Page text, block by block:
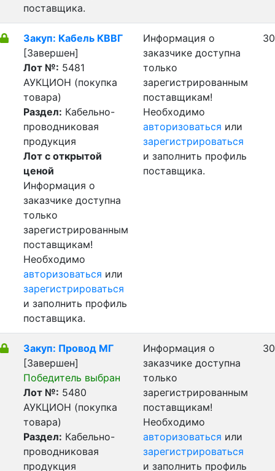
поставщика.
Закуп: Кабель КВВГ
[Завершен]
Лот №: 5481
АУКЦИОН (покупка
товара)
Раздел: Кабельно-
проводниковая
продукция
Лот с открытой
ценой
Информация о
заказчике доступна
только
зарегистрированным
поставщикам!
Необходимо
авторизоваться или
зарегистрироваться
и заполнить профиль
поставщика.
Информация о
заказчике доступна
только
зарегистрированным
поставщикам!
Необходимо
авторизоваться или
зарегистрироваться
и заполнить профиль
поставщика.
Закуп: Провод МГ
[Завершен]
Победитель выбран
Лот №: 5480
АУКЦИОН (покупка
товара)
Раздел: Кабельно-
проводниковая
продукция
Информация о
заказчике доступна
только
зарегистрированным
поставщикам!
Необходимо
авторизоваться или
зарегистрироваться
и заполнить профиль